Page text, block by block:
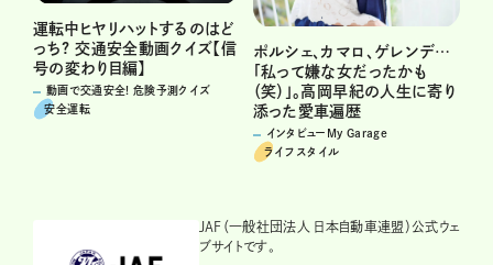
運転中ヒヤリハットするのはど
っち? 交通安全動画クイズ【信
号の変わり目編】
動画で交通安全! 危険予測クイズ
安全運転
ポルシェ、カマロ、ゲレンデ…
「私って嫌な女だったかも
（笑）」。高岡早紀の人生に寄り
添った愛車遍歴
インタビューMy Garage
ライフスタイル
JAF（一般社団法人 日本自動車連盟）公式ウェ
ブサイトです。